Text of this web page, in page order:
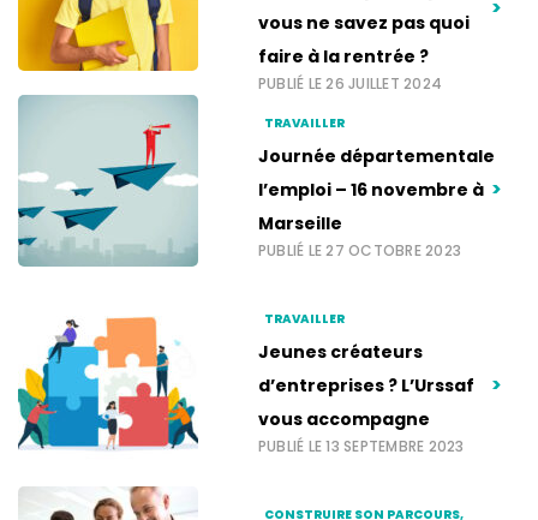
vous ne savez pas quoi
faire à la rentrée ?
PUBLIÉ LE 26 JUILLET 2024
>
TRAVAILLER
Journée départementale
l’emploi – 16 novembre à
Marseille
PUBLIÉ LE 27 OCTOBRE 2023
>
TRAVAILLER
Jeunes créateurs
d’entreprises ? L’Urssaf
vous accompagne
PUBLIÉ LE 13 SEPTEMBRE 2023
>
CONSTRUIRE SON PARCOURS,